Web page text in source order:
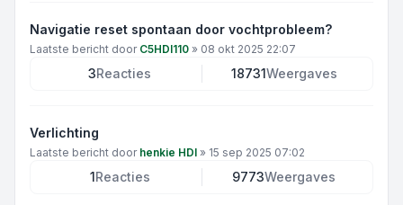
Navigatie reset spontaan door vochtprobleem?
Laatste bericht door C5HDI110 » 08 okt 2025 22:07
3Reacties 18731Weergaves
Verlichting
Laatste bericht door henkie HDI » 15 sep 2025 07:02
1Reacties 9773Weergaves